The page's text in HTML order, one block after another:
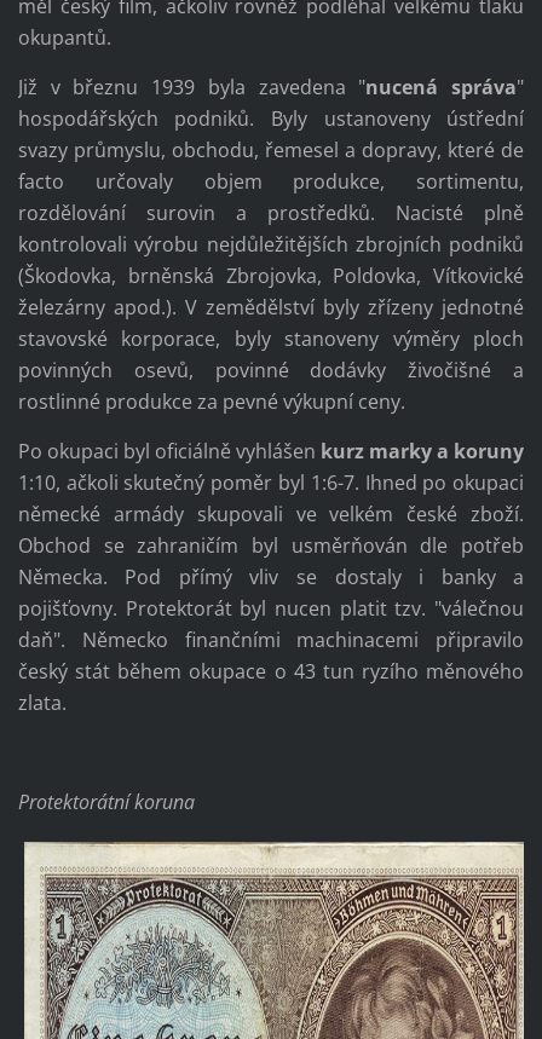
měl český film, ačkoliv rovněž podléhal velkému tlaku
okupantů.
Již v březnu 1939 byla zavedena "nucená správa"
hospodářských podniků. Byly ustanoveny ústřední
svazy průmyslu, obchodu, řemesel a dopravy, které de
facto určovaly objem produkce, sortimentu,
rozdělování surovin a prostředků. Nacisté plně
kontrolovali výrobu nejdůležitějších zbrojních podniků
(Škodovka, brněnská Zbrojovka, Poldovka, Vítkovické
železárny apod.). V zemědělství byly zřízeny jednotné
stavovské korporace, byly stanoveny výměry ploch
povinných osevů, povinné dodávky živočišné a
rostlinné produkce za pevné výkupní ceny.
Po okupaci byl oficiálně vyhlášen kurz marky a koruny
1:10, ačkoli skutečný poměr byl 1:6-7. Ihned po okupaci
německé armády skupovali ve velkém české zboží.
Obchod se zahraničím byl usměrňován dle potřeb
Německa. Pod přímý vliv se dostaly i banky a
pojišťovny. Protektorát byl nucen platit tzv. "válečnou
daň". Německo finančními machinacemi připravilo
český stát během okupace o 43 tun ryzího měnového
zlata.
Protektorátní koruna